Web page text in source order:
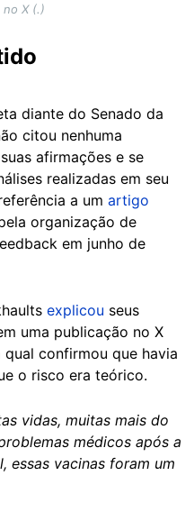
no X (.)
diante do Senado da
citou nenhuma
afirmações e se
realizadas em seu
a um artigo
organização de
em junho de
explicou seus
uma publicação no X
confirmou que havia
o risco era teórico.
vidas, muitas mais do
médicos após a
essas vacinas foram um